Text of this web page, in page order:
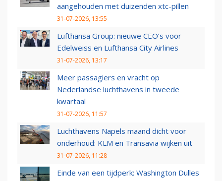
aangehouden met duizenden xtc-pillen
31-07-2026, 13:55
Lufthansa Group: nieuwe CEO’s voor
Edelweiss en Lufthansa City Airlines
31-07-2026, 13:17
Meer passagiers en vracht op
Nederlandse luchthavens in tweede
kwartaal
31-07-2026, 11:57
Luchthavens Napels maand dicht voor
onderhoud: KLM en Transavia wijken uit
31-07-2026, 11:28
Einde van een tijdperk: Washington Dulles